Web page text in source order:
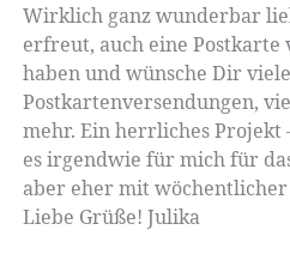
Wirklich ganz wunderbar
erfreut, auch eine
haben und wünsche Dir
Postkartenversendungen,
mehr. Ein herrliches
es irgendwie für mich für
aber eher mit wöchentlicher
Liebe Grüße! Julika